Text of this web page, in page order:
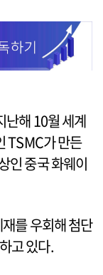
난해 10월 세계
TSMC가 만든
인 중국 화웨이
를 우회해 첨단
고 있다.